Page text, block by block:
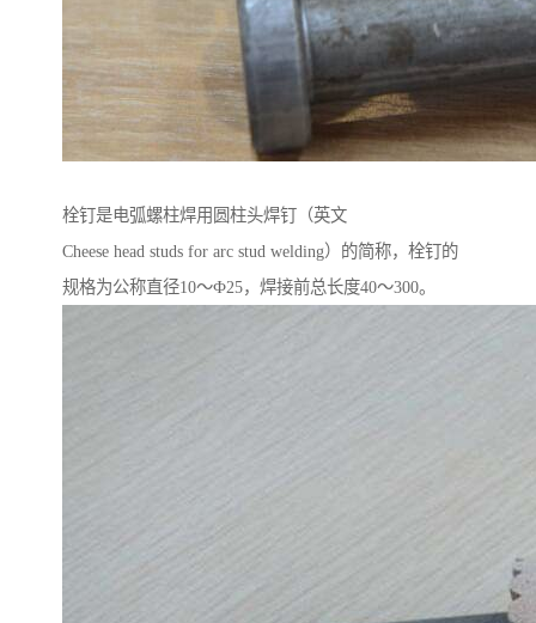
栓钉是电弧螺柱焊用圆柱头焊钉（英文
Cheese head studs for arc stud welding）的简称，栓钉的
规格为公称直径10～Ф25，焊接前总长度40～300。